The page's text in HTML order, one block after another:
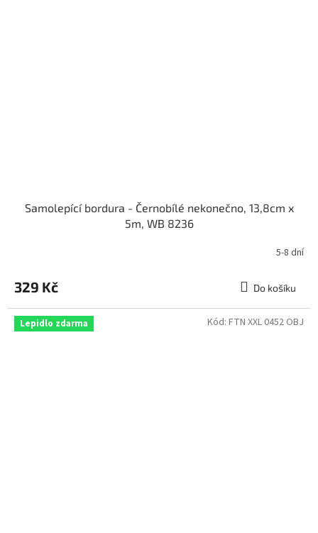
Samolepící bordura - Černobílé nekonečno, 13,8cm x
5m, WB 8236
5-8 dní
329 Kč Do košíku
Lepidlo zdarma Kód: FTN XXL 0452 OBJ